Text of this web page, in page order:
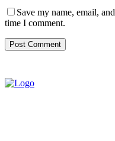
Save my name, email,
time I comment.